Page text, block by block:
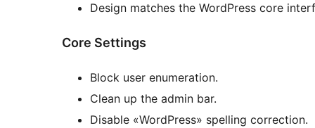
Design matches the WordPress core
Core Settings
Block user enumeration.
Clean up the admin bar.
Disable «WordPress» spelling correction.